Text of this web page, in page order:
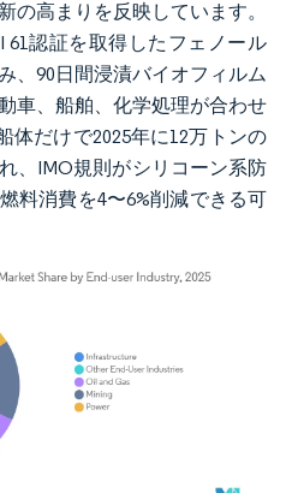
の高まりを反映しています。
61認証を取得したフェノール
、90日間浸漬バイオフィルム
車、船舶、化学処理が合わせ
体だけで2025年に12万トンの
、IMO規則がシリコーン系防
料消費を4〜6%削減できる可